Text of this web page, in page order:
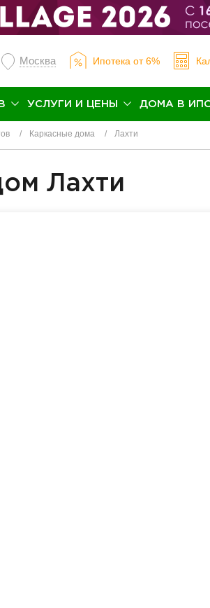
Москва Ипотека от 6%
УСЛУГИ И ЦЕНЫ ДОМА В
Каркасные дома Лахти
Лахти